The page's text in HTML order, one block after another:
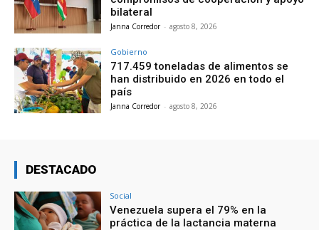
bilateral
Janna Corredor - agosto 8, 2026
Gobierno
717.459 toneladas de alimentos se
han distribuido en 2026 en todo el
país
Janna Corredor - agosto 8, 2026
DESTACADO
Social
Venezuela supera el 79% en la
práctica de la lactancia materna